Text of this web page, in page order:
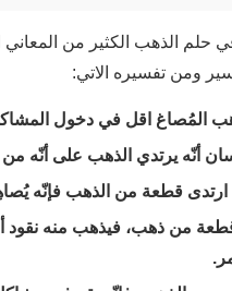
حلم الذهب الكثير من المعاني
ومن تفسيره الاتي:
المُصاغ اقل في دخول
أنّه يرتدي الذهب على أنّه
قطعة من الذهب فإنّه
من ذهب، فيذهب منه نقود